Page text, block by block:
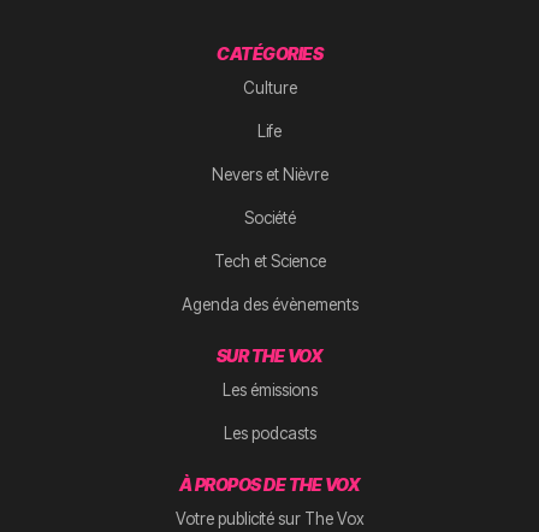
CATÉGORIES
Culture
Life
Nevers et Nièvre
Société
Tech et Science
Agenda des évènements
SUR THE VOX
Les émissions
Les podcasts
À PROPOS DE THE VOX
Votre publicité sur The Vox